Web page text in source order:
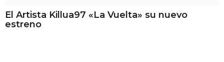
El Artista Killua97 «La Vuelta» su nuevo
estreno